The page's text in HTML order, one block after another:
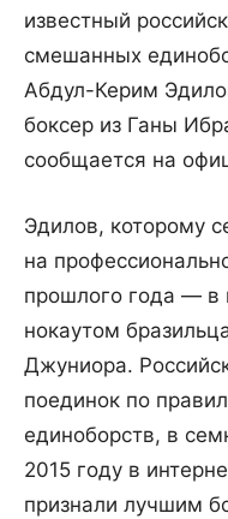
известный
смешанных
Абдул-Керим
боксер из Ганы
сообщается на
Эдилов, которому
на
прошлого года — в
нокаутом
Джуниора.
поединок по
единоборств, в
2015 году в
признали лучшим